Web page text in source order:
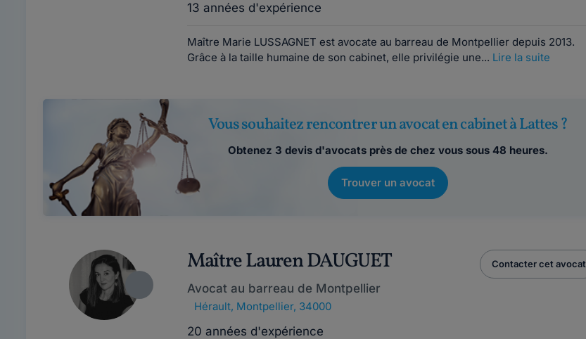
13 années d'expérience
Maître Marie LUSSAGNET est avocate au barreau de Montpellier depuis 2013.
Grâce à la taille humaine de son cabinet, elle privilégie une... Lire la suite
Vous souhaitez rencontrer un avocat en cabinet à Lattes ?
Obtenez 3 devis d'avocats près de chez vous sous 48 heures.
Trouver un avocat
Maître Lauren DAUGUET
Avocat au barreau de Montpellier
Hérault, Montpellier, 34000
20 années d'expérience
Contacter cet avocat